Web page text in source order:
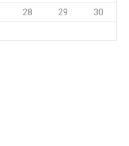
28 29
30